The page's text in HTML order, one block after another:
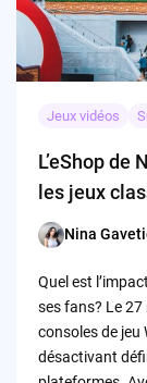
Jeux vidéos
L’eShop
les jeux
Posted
Nina
Quel est
ses fans? Le 27
consoles de jeu
désactivant